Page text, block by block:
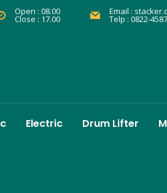
Open : 08.00
Close : 17.00
Email :
Telp : 0822-
Electric Drum Lifter